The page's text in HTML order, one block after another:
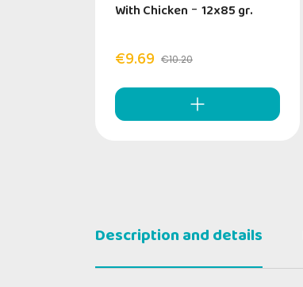
With Chicken - 12x85 gr.
€9.69 €10.20
Description and details